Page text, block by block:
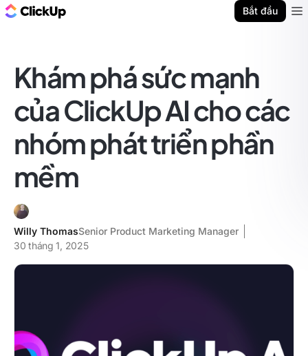
Bắt đầu
Khám phá sức mạnh
của ClickUp AI cho các
nhóm phát triển phần
mềm
Willy ThomasSenior Product Marketing Manager
30 tháng 1, 2025